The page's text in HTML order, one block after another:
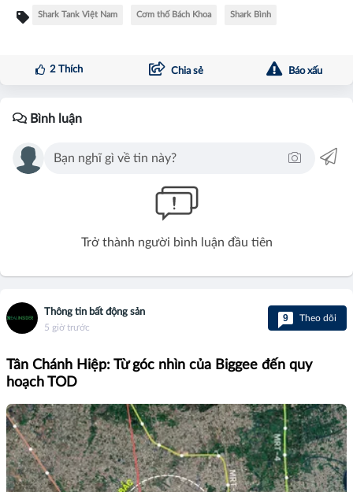
Shark Tank Việt Nam Cơm thố Bách Khoa Shark Bình
2Thích Chia sẻ Báo xấu
Bình luận
Trở thành người bình luận đầu tiên
Thông tin bất động sản
5 giờ trước
9 Theo dõi
Tân Chánh Hiệp: Từ góc nhìn của Biggee đến quy
hoạch TOD